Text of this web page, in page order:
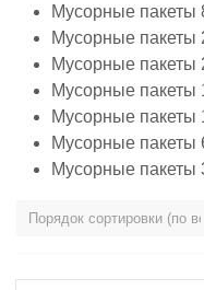
Если требуется
сбора отходов,
ассортиментом
Мусорные пакеты
Мусорные пакеты
Мусорные пакеты
Мусорные пакеты
Мусорные пакеты
Мусорные пакеты
Мусорные пакеты